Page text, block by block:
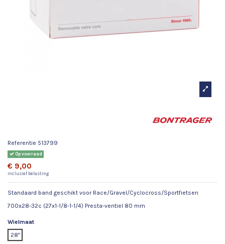
Referentie 513799
Op voorraad
€ 9,00
Inclusief belasting
Standaard band geschikt voor Race/Gravel/Cyclocross/Sportfietsen
700x28-32c (27x1-1/8-1-1/4) Presta-ventiel 80 mm
Wielmaat
28"